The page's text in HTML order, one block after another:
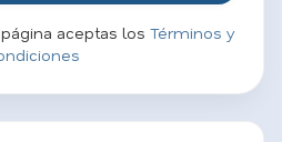
aceptas los Términos y